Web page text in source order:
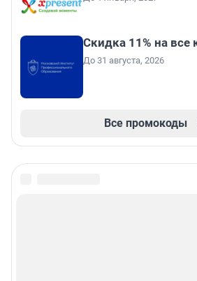
Скидка 11% на все
До 31 августа, 2026
Все промокоды